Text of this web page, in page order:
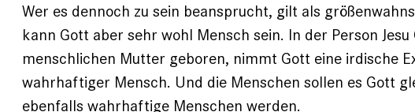
Wer es dennoch zu sein beansprucht, gilt als
kann Gott aber sehr wohl Mensch sein. In der Person
menschlichen Mutter geboren, nimmt Gott eine irdische
wahrhaftiger Mensch. Und die Menschen sollen es Gott
ebenfalls wahrhaftige Menschen werden.